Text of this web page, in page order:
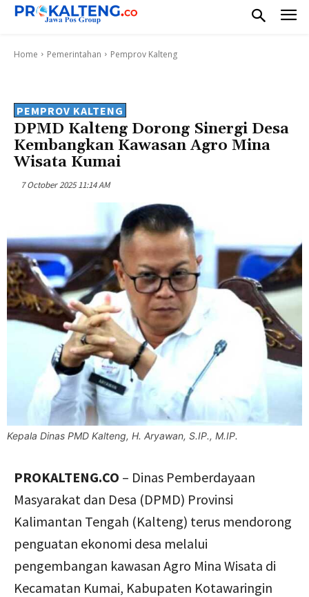
Home Pemerintahan Pemprov Kalteng
PEMPROV KALTENG
DPMD Kalteng Dorong Sinergi Desa
Kembangkan Kawasan Agro Mina
Wisata Kumai
7 October 2025 11:14 AM
Kepala Dinas PMD Kalteng, H. Aryawan, S.IP., M.IP.
PROKALTENG.CO – Dinas Pemberdayaan
Masyarakat dan Desa (DPMD) Provinsi
Kalimantan Tengah (Kalteng) terus mendorong
penguatan ekonomi desa melalui
pengembangan kawasan Agro Mina Wisata di
Kecamatan Kumai, Kabupaten Kotawaringin